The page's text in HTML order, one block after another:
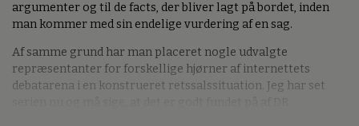
argumenter og til de facts, der bliver lagt på bordet, inden
man kommer med sin endelige vurdering af en sag.
Af samme grund har man placeret nogle udvalgte
repræsentanter for forskellige hjørner af internettets
debatarena i en konstrueret retssalssituation. Jeg har set